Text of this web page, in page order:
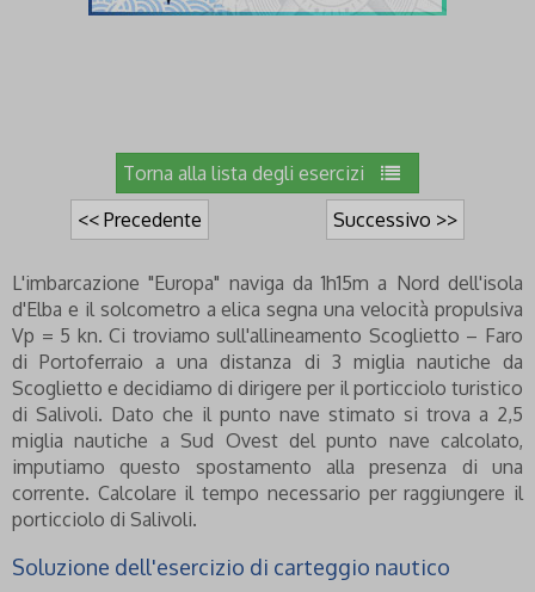
Torna alla lista degli esercizi
<< Precedente
Successivo >>
L'imbarcazione "Europa" naviga da 1h15m a Nord dell'isola
d'Elba e il solcometro a elica segna una velocità propulsiva
Vp = 5 kn. Ci troviamo sull'allineamento Scoglietto – Faro
di Portoferraio a una distanza di 3 miglia nautiche da
Scoglietto e decidiamo di dirigere per il porticciolo turistico
di Salivoli. Dato che il punto nave stimato si trova a 2,5
miglia nautiche a Sud Ovest del punto nave calcolato,
imputiamo questo spostamento alla presenza di una
corrente. Calcolare il tempo necessario per raggiungere il
porticciolo di Salivoli.
Soluzione dell'esercizio di carteggio nautico